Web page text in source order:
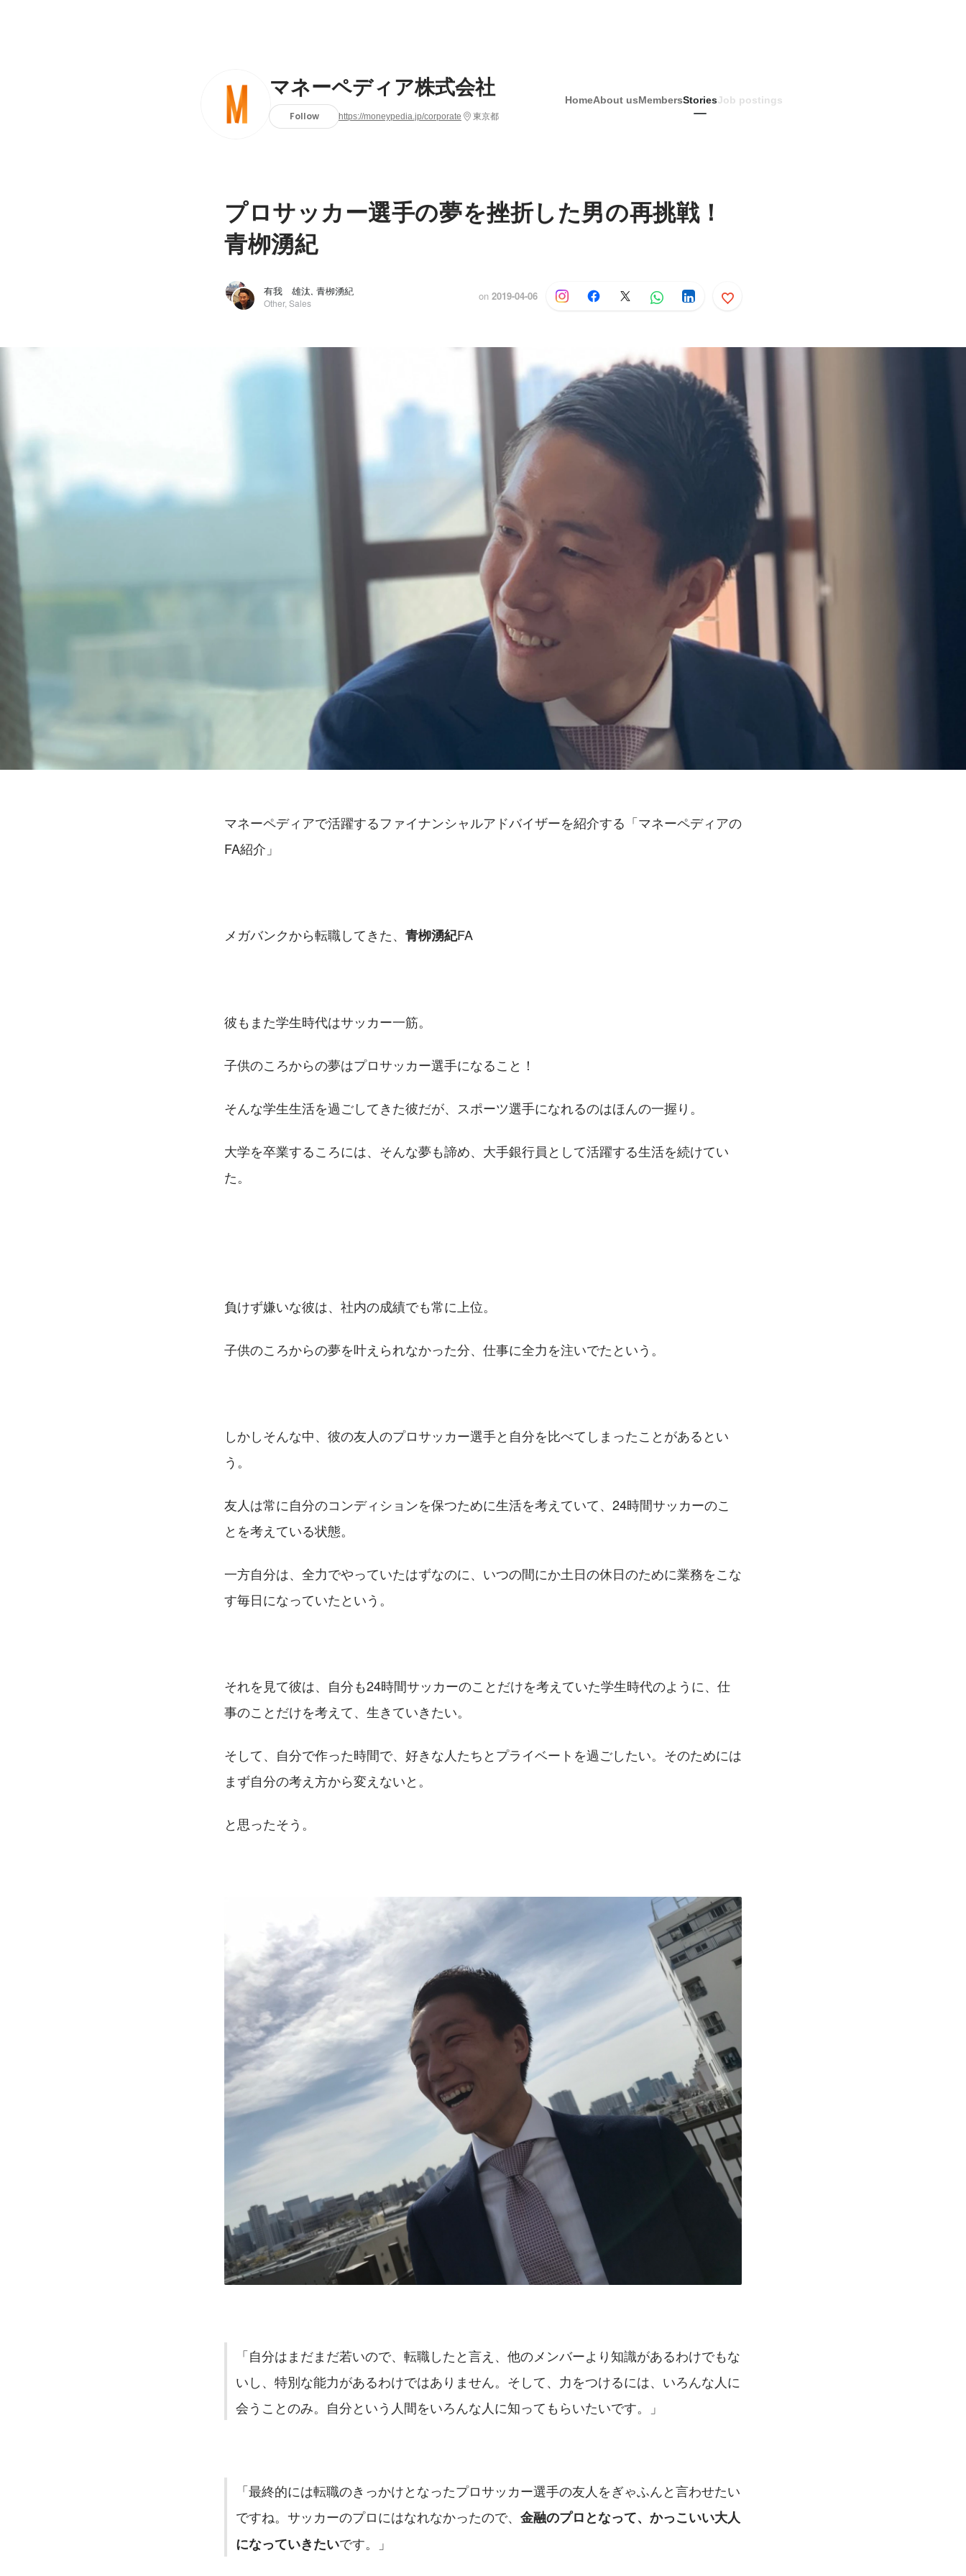
マネーペディア株式会社
Follow https://moneypedia.jp/corporate 東京都
HomeAbout usMembersStoriesJob postings
プロサッカー選手の夢を挫折した男の再挑戦！
青栁湧紀
有我 雄汰, 青栁湧紀
Other, Sales
on 2019-04-06
マネーペディアで活躍するファイナンシャルアドバイザーを紹介する「マネーペディアの
FA紹介」
メガバンクから転職してきた、 青栁湧紀FA
彼もまた学生時代はサッカー一筋。
子供のころからの夢はプロサッカー選手になること！
そんな学生生活を過ごしてきた彼だが、スポーツ選手になれるのはほんの一握り。
大学を卒業するころには、そんな夢も諦め、大手銀行員として活躍する生活を続けてい
た。
負けず嫌いな彼は、社内の成績でも常に上位。
子供のころからの夢を叶えられなかった分、仕事に全力を注いでたという。
しかしそんな中、彼の友人のプロサッカー選手と自分を比べてしまったことがあるとい
う。
友人は常に自分のコンディションを保つために生活を考えていて、24時間サッカーのこ
とを考えている状態。
一方自分は、全力でやっていたはずなのに、いつの間にか土日の休日のために業務をこな
す毎日になっていたという。
それを見て彼は、自分も24時間サッカーのことだけを考えていた学生時代のように、仕
事のことだけを考えて、生きていきたい。
そして、自分で作った時間で、好きな人たちとプライベートを過ごしたい。そのためには
まず自分の考え方から変えないと。
と思ったそう。
「自分はまだまだ若いので、転職したと言え、他のメンバーより知識があるわけでもな
いし、特別な能力があるわけではありません。そして、力をつけるには、いろんな人に
会うことのみ。自分という人間をいろんな人に知ってもらいたいです。」
「最終的には転職のきっかけとなったプロサッカー選手の友人をぎゃふんと言わせたい
ですね。サッカーのプロにはなれなかったので、 金融のプロとなって、かっこいい大人
になっていきたいです。」